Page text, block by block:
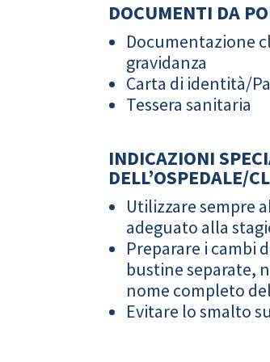
DOCUMENTI DA
Documentazione
gravidanza
Carta di identità/
Tessera sanitaria
INDICAZIONI
DELL’OSPEDALE/
Utilizzare sempre
adeguato alla
Preparare i cambi
bustine separate,
nome completo
Evitare lo smalto